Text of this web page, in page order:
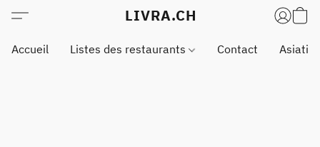
LIVRA.CH
Accueil Listes des restaurants Contact